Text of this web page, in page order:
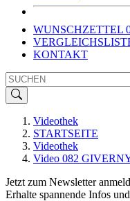
WUNSCHZETTEL
KONTAKT
Videothek
STARTSEITE
Videothek
Video 082
Jetzt zum Newsletter
Erhalte spannende Infos